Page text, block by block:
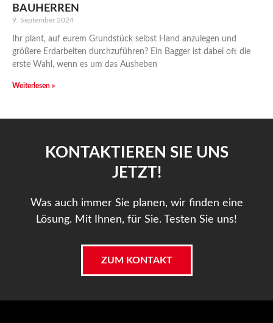
BAUHERREN
9. September 2024
Ihr plant, auf eurem Grundstück selbst Hand anzulegen und
größere Erdarbeiten durchzuführen? Ein Bagger ist dabei oft die
erste Wahl, wenn es um das Ausheben
Weiterlesen »
KONTAKTIEREN SIE UNS
JETZT!
Was auch immer Sie planen, wir finden eine
Lösung. Mit Ihnen, für Sie. Testen Sie uns!
ZUM KONTAKT